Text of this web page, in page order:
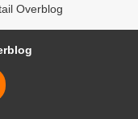
Overblog